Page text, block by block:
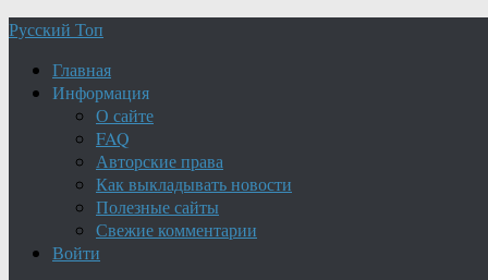
Русский Топ
Главная
Информация
О сайте
FAQ
Авторские права
Как выкладывать новости
Полезные сайты
Свежие комментарии
Войти